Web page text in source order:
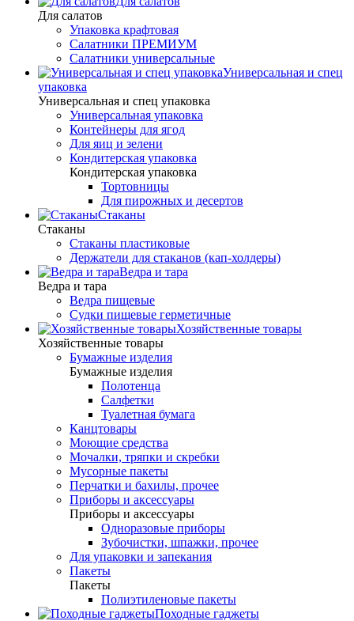
Для салатов
Упаковка крафтовая
Салатники ПРЕМИУМ
Салатники универсальные
Универсальная и спец
упаковка
Универсальная и спец упаковка
Универсальная упаковка
Контейнеры для ягод
Для яиц и зелени
Кондитерская упаковка
Кондитерская упаковка
Тортовницы
Для пирожных и десертов
Стаканы
Стаканы
Стаканы пластиковые
Держатели для стаканов (кап-холдеры)
Ведра и тара
Ведра и тара
Ведра пищевые
Судки пищевые герметичные
Хозяйственные товары
Хозяйственные товары
Бумажные изделия
Бумажные изделия
Полотенца
Салфетки
Туалетная бумага
Канцтовары
Моющие средства
Мочалки, тряпки и скребки
Мусорные пакеты
Перчатки и бахилы, прочее
Приборы и аксессуары
Приборы и аксессуары
Одноразовые приборы
Зубочистки, шпажки, прочее
Для упаковки и запекания
Пакеты
Пакеты
Полиэтиленовые пакеты
Походные гаджеты